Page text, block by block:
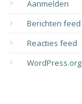
Aanmelden
Berichten feed
Reacties feed
WordPress.org